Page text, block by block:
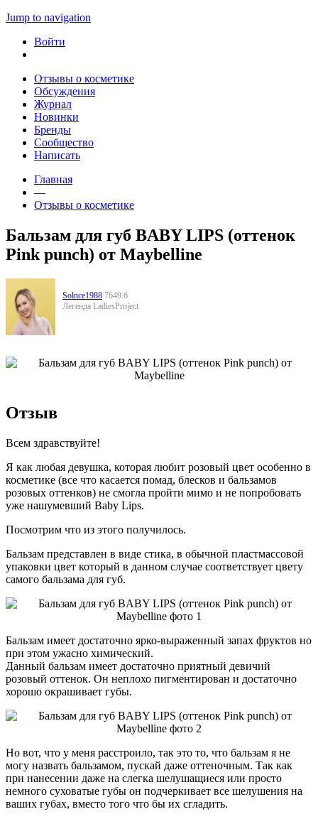
Jump to navigation
Войти
Отзывы о косметике
Обсуждения
Журнал
Новинки
Бренды
Сообщество
Написать
Главная
—
Отзывы о косметике
Бальзам для губ BABY LIPS (оттенок
Pink punch) от Maybelline
Solnce1988 7649.6
Легенда LadiesProject
Отзыв
Всем здравствуйте!
Я как любая девушка, которая любит розовый цвет особенно в
косметике (все что касается помад, блесков и бальзамов
розовых оттенков) не смогла пройти мимо и не попробовать
уже нашумевший Baby Lips.
Посмотрим что из этого получилось.
Бальзам представлен в виде стика, в обычной пластмассовой
упаковки цвет который в данном случае соответствует цвету
самого бальзама для губ.
Бальзам имеет достаточно ярко-выраженный запах фруктов но
при этом ужасно химический.
Данный бальзам имеет достаточно приятный девичий
розовый оттенок. Он неплохо пигментирован и достаточно
хорошо окрашивает губы.
Но вот, что у меня расстроило, так это то, что бальзам я не
могу назвать бальзамом, пускай даже оттеночным. Так как
при нанесении даже на слегка шелушащиеся или просто
немного суховатые губы он подчеркивает все шелушения на
ваших губах, вместо того что бы их сгладить.